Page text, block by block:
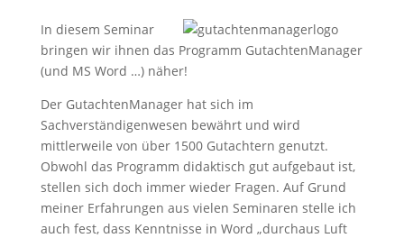
In diesem Seminar
bringen wir ihnen das Programm GutachtenManager
(und MS Word …) näher!
Der GutachtenManager hat sich im
Sachverständigenwesen bewährt und wird
mittlerweile von über 1500 Gutachtern genutzt.
Obwohl das Programm didaktisch gut aufgebaut ist,
stellen sich doch immer wieder Fragen. Auf Grund
meiner Erfahrungen aus vielen Seminaren stelle ich
auch fest, dass Kenntnisse in Word „durchaus Luft